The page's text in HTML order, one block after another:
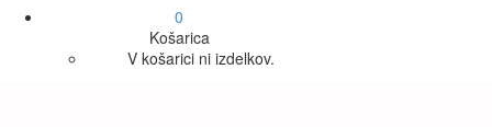
0
Košarica
V košarici ni izdelkov.